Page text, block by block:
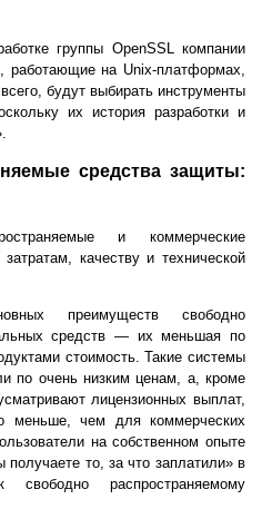
группы OpenSSL компании
работающие на Unix-платформах,
будут выбирать инструменты
их история разработки и
средства защиты:
и коммерческие
качеству и технической
преимуществ свободно
средств — их меньшая по
стоимость. Такие системы
по очень низким ценам, а, кроме
лицензионных выплат,
меньше, чем для коммерческих
на собственном опыте
то, за что заплатили» в
распространяемому